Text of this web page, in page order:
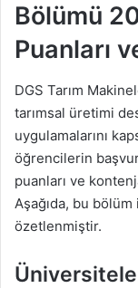
Bölümü
Puanları
DGS Tarım
tarımsal üretimi
uygulamalarını
öğrencilerin
puanları ve
Aşağıda, bu
özetlenmiştir.